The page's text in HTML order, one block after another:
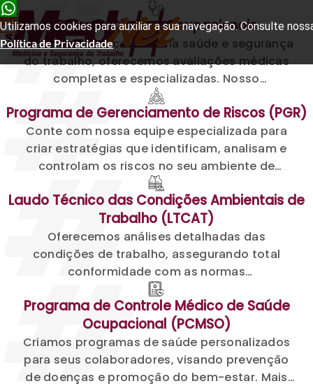
Exames ClínicosOcupacionais
Na busca por excelência na saúde e segurança
do trabalho, oferecemos avaliações médicas
completas e especializadas. Nosso
compromisso é assegurar que seus
colaboradores estejam aptos para
desempenhar suas funções, atendendo
integralmente às exigências legais
Programa de Gerenciamento de Riscos (PGR)
Conte com nossa equipe especializada para
criar estratégias que identificam, analisam e
controlam os riscos no seu ambiente de
trabalho. Garantimos segurança e saúde para
todos
Laudo Técnico das Condições Ambientais de
Trabalho (LTCAT)
Oferecemos análises detalhadas das
condições de trabalho, assegurando total
conformidade com as normas
regulamentadoras. Implementamos medidas
preventivas efetivas para um ambiente mais
seguro.
Programa de Controle Médico de Saúde
Ocupacional (PCMSO)
Criamos programas de saúde personalizados
para seus colaboradores, visando prevenção
de doenças e promoção do bem-estar. Mais
Utilizamos cookies para auxiliar a sua navegação. Consulte
Política de Privacidade